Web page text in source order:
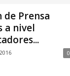
de Prensa
a nivel
0